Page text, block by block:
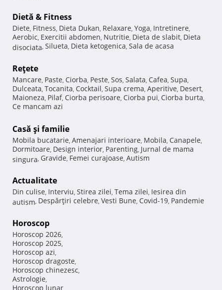
Dietă & Fitness
Diete, Fitness, Dieta Dukan, Relaxare, Yoga, Intretinere,
Aerobic, Exercitii abdomen, Nutritie, Dieta de slabit, Dieta
disociata, Silueta, Dieta ketogenica, Sala de acasa
Reţete
Mancare, Paste, Ciorba, Peste, Sos, Salata, Cafea, Supa,
Dulceata, Tocanita, Cocktail, Supa crema, Aperitive, Desert,
Maioneza, Pilaf, Ciorba perisoare, Ciorba pui, Ciorba burta,
Ce mancam azi
Casă şi familie
Mobila bucatarie, Amenajari interioare, Mobila, Canapele,
Dormitoare, Design interior, Parenting, Jurnal de mama
singura, Gravide, Femei curajoase, Autism
Actualitate
Din culise, Interviu, Stirea zilei, Tema zilei, Iesirea din
autism, Despărţiri celebre, Vesti Bune, Covid-19, Pandemie
Horoscop
Horoscop 2026,
Horoscop 2025,
Horoscop azi,
Horoscop dragoste,
Horoscop chinezesc,
Astrologie,
Horoscop lunar